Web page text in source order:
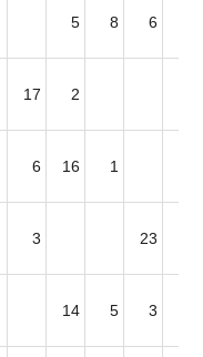
5 8 6
17 2
6 16 1
3 23
14 5 3